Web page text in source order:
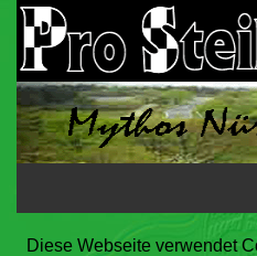
Startseite
Diese Webseite verwendet